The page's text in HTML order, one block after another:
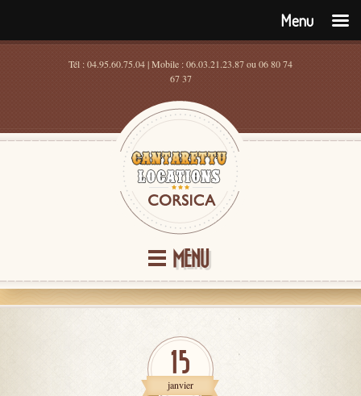
Tél : 04.95.60.75.04 | Mobile : 06.03.21.23.87 ou 06 80 74
67 37
MENU
15
janvier
Menu